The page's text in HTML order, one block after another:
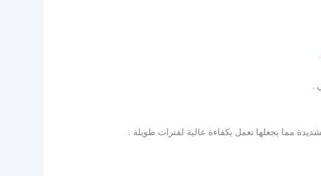
.
مما يجعلها تعمل بكفاءة عالية لفترات طويلة .